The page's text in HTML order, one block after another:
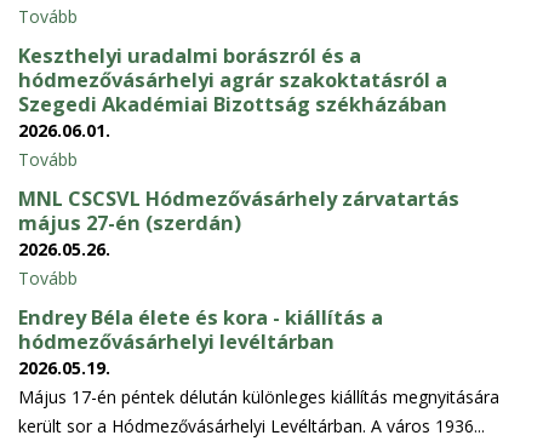
Tovább
Keszthelyi uradalmi borászról és a
hódmezővásárhelyi agrár szakoktatásról a
Szegedi Akadémiai Bizottság székházában
2026.06.01.
Tovább
MNL CSCSVL Hódmezővásárhely zárvatartás
május 27-én (szerdán)
2026.05.26.
Tovább
Endrey Béla élete és kora - kiállítás a
hódmezővásárhelyi levéltárban
2026.05.19.
Május 17-én péntek délután különleges kiállítás megnyitására
került sor a Hódmezővásárhelyi Levéltárban. A város 1936...